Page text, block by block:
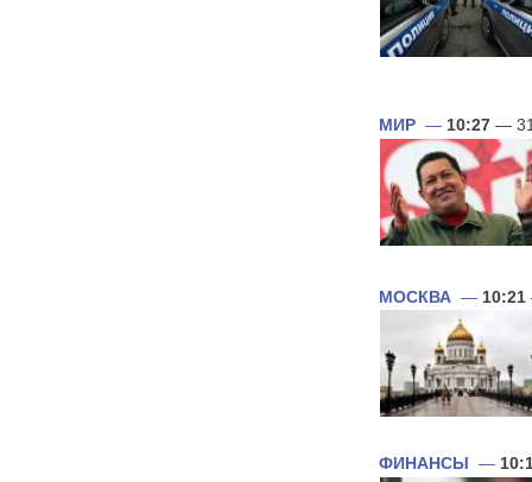
МИР — 10:27 —
МОСКВА — 10:21
ФИНАНСЫ —